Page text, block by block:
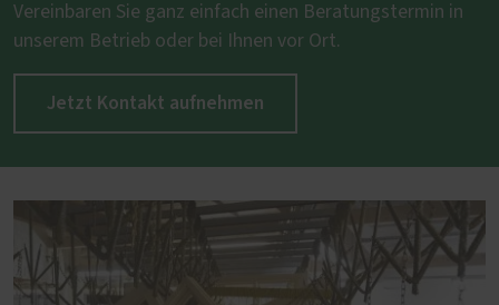
Vereinbaren Sie ganz einfach einen Beratungstermin in
unserem Betrieb oder bei Ihnen vor Ort.
Jetzt Kontakt aufnehmen